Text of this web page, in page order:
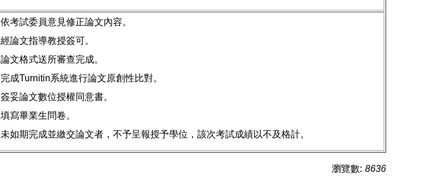
依考試委員意見修正論文內容。
經論文指導教授簽可。
論文格式送所審查完成。
完成Turnitin系統進行論文原創性比對。
簽妥論文數位授權同意書。
填寫畢業生問卷。
未如期完成並繳交論文者，不予呈報授予學位，該次考試成績以不及格計。
瀏覽數: 8636